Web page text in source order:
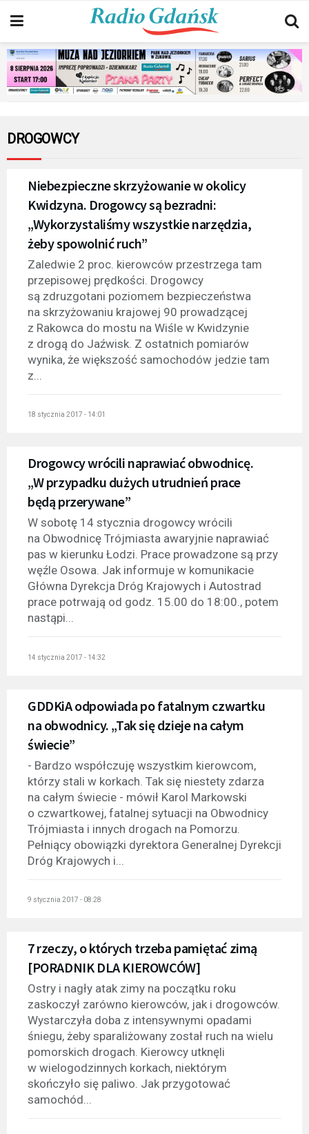
DROGOWCY
Niebezpieczne skrzyżowanie w okolicy
Kwidzyna. Drogowcy są bezradni:
„Wykorzystaliśmy wszystkie narzędzia,
żeby spowolnić ruch”
Zaledwie 2 proc. kierowców przestrzega tam
przepisowej prędkości. Drogowcy
są zdruzgotani poziomem bezpieczeństwa
na skrzyżowaniu krajowej 90 prowadzącej
z Rakowca do mostu na Wiśle w Kwidzynie
z drogą do Jaźwisk. Z ostatnich pomiarów
wynika, że większość samochodów jedzie tam
z...
18 stycznia 2017 - 14:01
Drogowcy wrócili naprawiać obwodnicę.
„W przypadku dużych utrudnień prace
będą przerywane”
W sobotę 14 stycznia drogowcy wrócili
na Obwodnicę Trójmiasta awaryjnie naprawiać
pas w kierunku Łodzi. Prace prowadzone są przy
węźle Osowa. Jak informuje w komunikacie
Główna Dyrekcja Dróg Krajowych i Autostrad
prace potrwają od godz. 15.00 do 18:00., potem
nastąpi...
14 stycznia 2017 - 14:32
GDDKiA odpowiada po fatalnym czwartku
na obwodnicy. „Tak się dzieje na całym
świecie”
- Bardzo współczuję wszystkim kierowcom,
którzy stali w korkach. Tak się niestety zdarza
na całym świecie - mówił Karol Markowski
o czwartkowej, fatalnej sytuacji na Obwodnicy
Trójmiasta i innych drogach na Pomorzu.
Pełniący obowiązki dyrektora Generalnej Dyrekcji
Dróg Krajowych i...
9 stycznia 2017 - 08:28
7 rzeczy, o których trzeba pamiętać zimą
[PORADNIK DLA KIEROWCÓW]
Ostry i nagły atak zimy na początku roku
zaskoczył zarówno kierowców, jak i drogowców.
Wystarczyła doba z intensywnymi opadami
śniegu, żeby sparaliżowany został ruch na wielu
pomorskich drogach. Kierowcy utknęli
w wielogodzinnych korkach, niektórym
skończyło się paliwo. Jak przygotować
samochód...